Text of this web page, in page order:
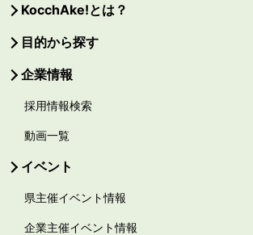
KocchAke!とは？
目的から探す
企業情報
採用情報検索
動画一覧
イベント
県主催イベント情報
企業主催イベント情報